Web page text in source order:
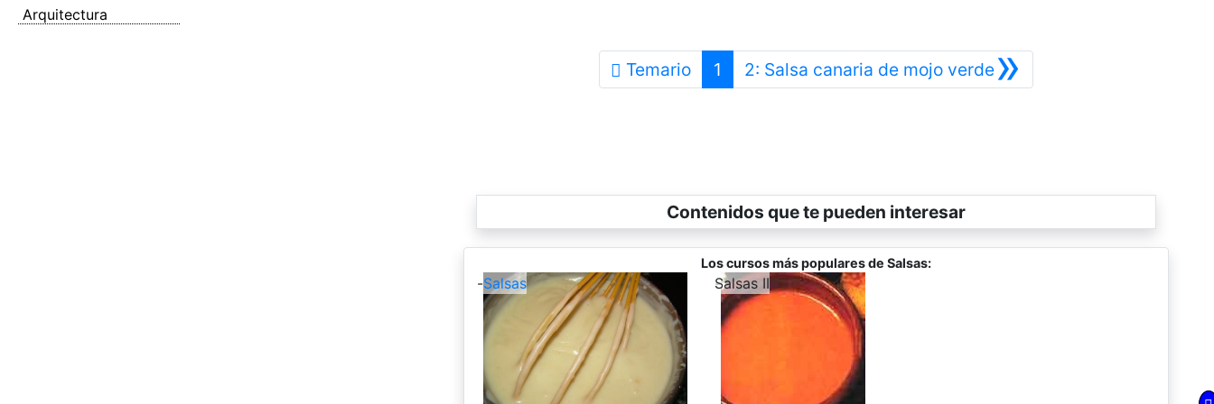
Arquitectura
Temario 1 »
2: Salsa canaria de mojo verdeSiguiente
Contenidos que te pueden interesar
Los cursos más populares de Salsas:
-Salsas -
Salsas II